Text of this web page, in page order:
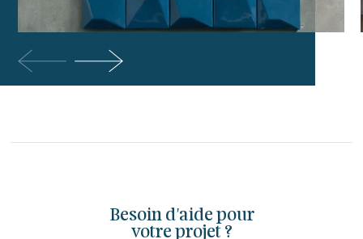
Besoin d'aide pour
votre projet ?